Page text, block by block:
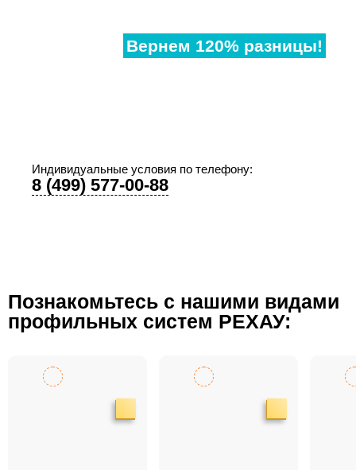
Вернем 120% разницы!
Индивидуальные условия по телефону:
8 (499) 577-00-88
Познакомьтесь с нашими видами
профильных систем РЕХАУ: